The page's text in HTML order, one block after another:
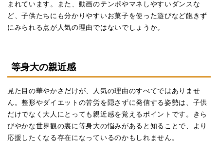
まれています。また、動画のテンポやマネしやすいダンスな
ど、子供たちにも分かりやすいお菓子を使った遊びなど飽きず
にみられる点が人気の理由ではないでしょうか。
等身大の親近感
見た目の華やかさだけが、人気の理由のすべてではありませ
ん。整形やダイエットの苦労を隠さずに発信する姿勢は、子供
だけでなく大人にとっても親近感を覚えるポイントです。きら
びやかな世界観の裏に等身大の悩みがあると知ることで、より
応援したくなる存在になっているのかもしれません。